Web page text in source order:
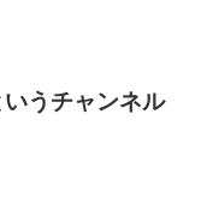
うチャンネル